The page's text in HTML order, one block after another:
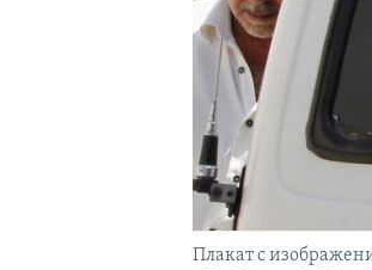
Плакат с